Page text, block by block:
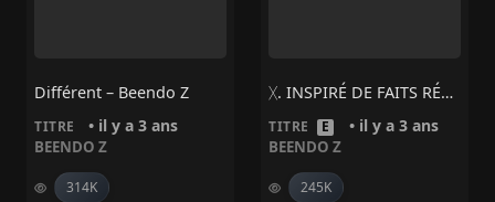
Différent – Beendo Z
TITRE • il y a 3 ans
BEENDO Z
314K
ᚷ. INSPIRÉ DE FAITS RÉELS #6 – Beendo Z
TITRE E • il y a 3 ans
BEENDO Z
245K